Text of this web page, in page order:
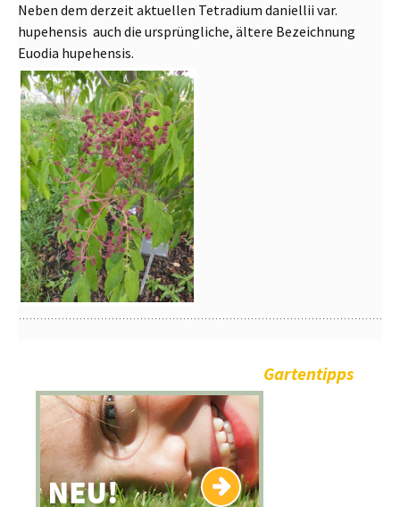
Neben dem derzeit aktuellen Tetradium daniellii var.
hupehensis auch die ursprüngliche, ältere Bezeichnung
Euodia hupehensis.
Gartentipps